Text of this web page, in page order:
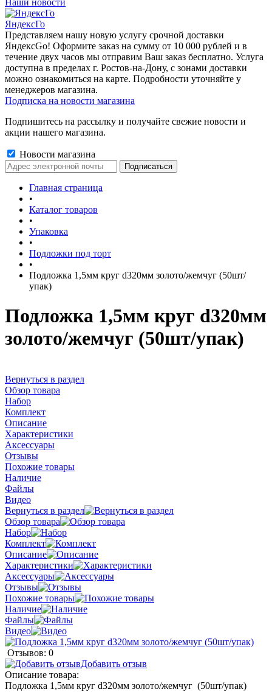
Наши новости
ЯндексГо
Представляем нашу новую услугу срочной доставки
ЯндексGo! Оформите заказ на сумму от 10 000 рублей и в
течение двух часов мы отправим Ваш заказ бесплатно. Услуга
доступна в пределах г. Ростов-на-Дону, с зонами доставки
можно ознакомиться на карте. Подробности уточняйте у
менеджеров магазина.
Подписка на новости магазина
Подпишитесь на рассылку и получайте свежие новости и
акции нашего магазина.
Новости магазина
Главная страница
•
Каталог товаров
•
Упаковка
•
Подложки под торт
•
Подложка 1,5мм круг d320мм золото/жемчуг (50шт/
упак)
Подложка 1,5мм круг d320мм
золото/жемчуг (50шт/упак)
Вернуться в раздел
Обзор товара
Набор
Комплект
Описание
Характеристики
Аксессуары
Отзывы
Похожие товары
Наличие
Файлы
Видео
Вернуться в раздел
Обзор товара
Набор
Комплект
Описание
Характеристики
Аксессуары
Отзывы
Похожие товары
Наличие
Файлы
Видео
Отзывов: 0
Добавить отзыв
Описание товара:
Подложка 1,5мм круг d320мм золото/жемчуг (50шт/упак)